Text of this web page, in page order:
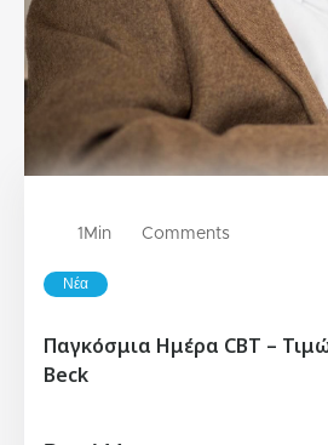
1 Min Comments
Νέα
Παγκόσμια Ημέρα CBT –
Beck